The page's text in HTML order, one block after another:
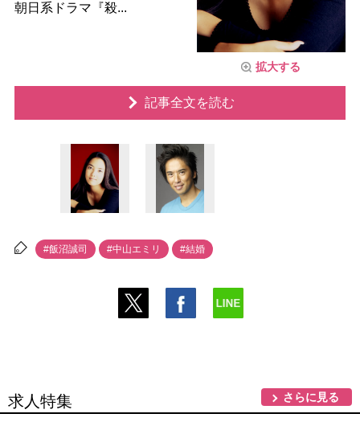
拡大する
朝日系ドラマ『殺...
記事全文を読む
#飯沼誠司 #中山エミリ #結婚
求人特集 さらに見る